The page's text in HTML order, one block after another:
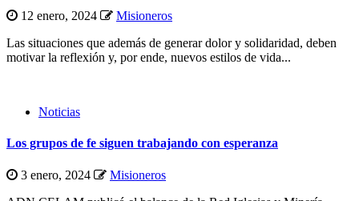
12 enero, 2024
Misioneros
Las situaciones que además de generar dolor y solidaridad, deben
motivar la reflexión y, por ende, nuevos estilos de vida...
Noticias
Los grupos de fe siguen trabajando con esperanza
3 enero, 2024
Misioneros